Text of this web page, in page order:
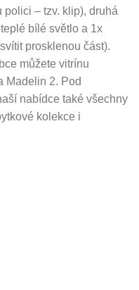
– tzv. klip), druhá
bílé světlo a 1x
prosklenou část).
můžete vitrínu
Madelin 2. Pod
nabídce také všechny
kolekce i